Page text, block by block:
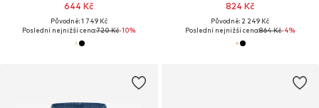
644 Kč
Původně: 1 749 Kč
Poslední nejnižší cena:720 Kč-10%
824 Kč
Původně: 2 249 Kč
Poslední nejnižší cena:864 Kč-4%